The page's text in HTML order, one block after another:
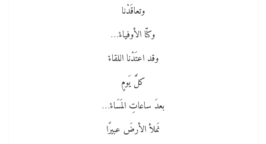
وتعاقَدْنا
وكنّا الأوفياءْ…
وقد اعتَدْنا اللقاءْ
كلَّ يَومٍ
بعدَ ساعاتِ المَسَاءْ…
نَملأ الأرضَ عبيرًا